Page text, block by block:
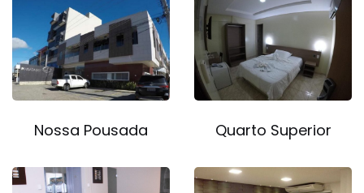
Nossa Pousada Quarto Superior